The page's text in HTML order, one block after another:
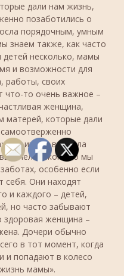
дали нам жизнь,
позаботились о
порядочным, умным
знаем также, как часто
детей несколько, мамы
и возможности для
работы, своих
что-то очень важное –
женщина,
матерей, которые дали
из них выросла
человеком. Но мы
особенно если
себя. Они находят
и каждого – детей,
но часто забывают
здоровая женщина –
Дочери обычно
в тот момент, когда
и попадают в колесо
мамы».